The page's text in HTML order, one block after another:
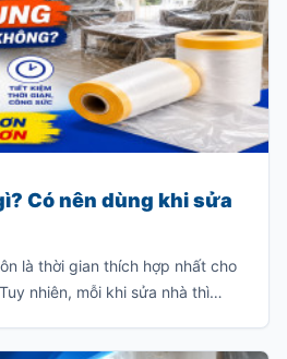
Có nên dùng khi sửa
là thời gian thích hợp nhất cho
nhiên, mỗi khi sửa nhà thì